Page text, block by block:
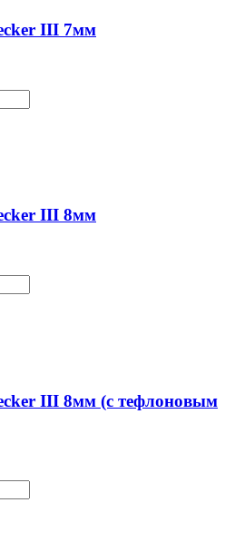
III 7мм
III 8мм
III 8мм (с тефлоновым